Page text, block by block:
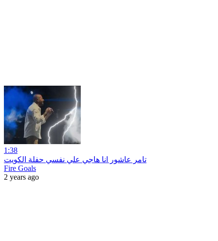
1:38
تامر عاشور انا هاجي علي نفسي حفلة الكويت
Fire Goals
2 years ago